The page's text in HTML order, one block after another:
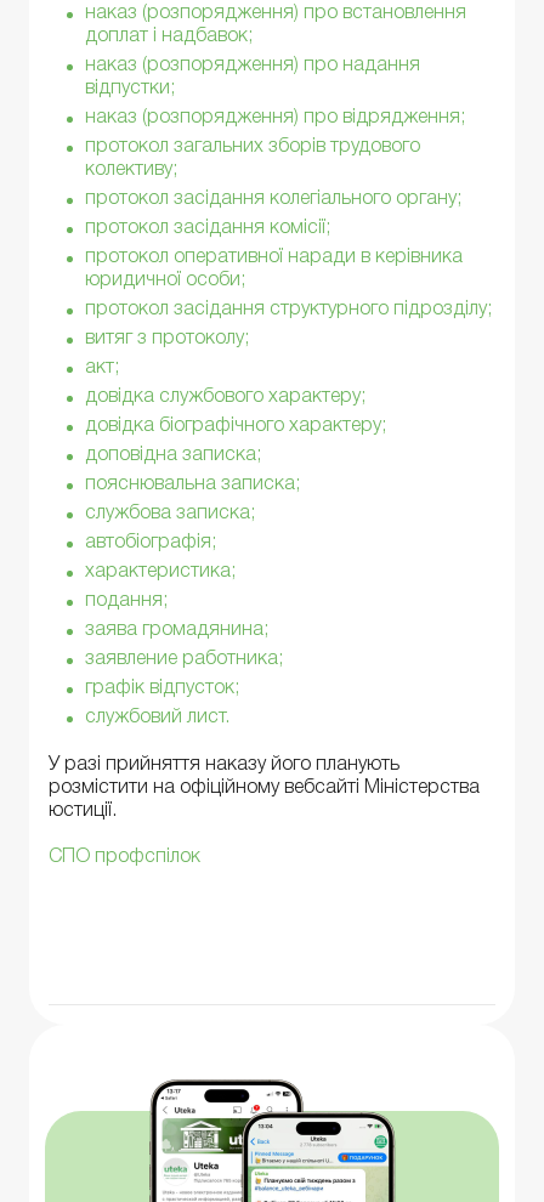
наказ (розпорядження) про встановлення
доплат і надбавок;
наказ (розпорядження) про надання
відпустки;
наказ (розпорядження) про відрядження;
протокол загальних зборів трудового
колективу;
протокол засідання колегіального органу;
протокол засідання комісії;
протокол оперативної наради в керівника
юридичної особи;
протокол засідання структурного підрозділу;
витяг з протоколу;
акт;
довідка службового характеру;
довідка біографічного характеру;
доповідна записка;
пояснювальна записка;
службова записка;
автобіографія;
характеристика;
подання;
заява громадянина;
заявление работника;
графік відпусток;
службовий лист.
У разі прийняття наказу його планують
розмістити на офіційному вебсайті Міністерства
юстиції.
СПО профспілок